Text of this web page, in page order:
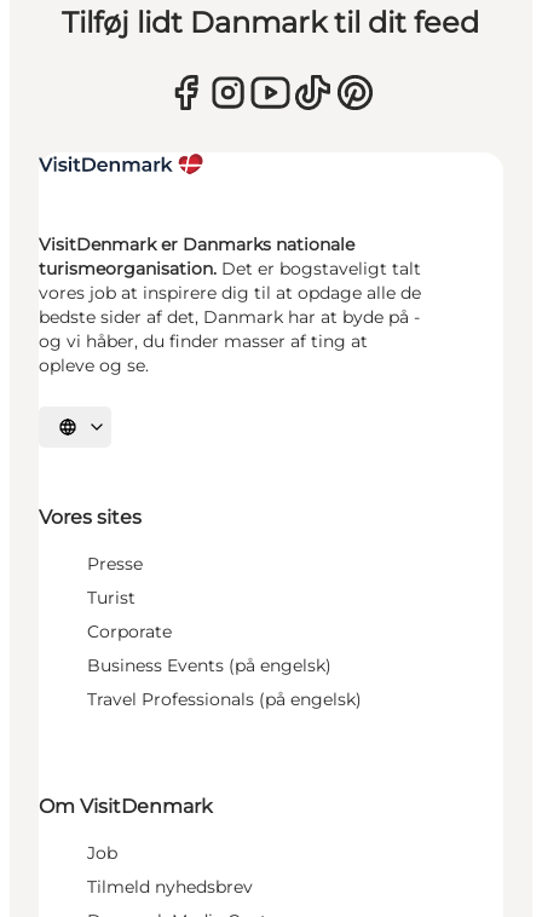
Tilføj lidt Danmark til dit feed
VisitDenmark er Danmarks nationale
turismeorganisation. Det er bogstaveligt talt
vores job at inspirere dig til at opdage alle de
bedste sider af det, Danmark har at byde på -
og vi håber, du finder masser af ting at
opleve og se.
Vælg sprog
Vores sites
Presse
Turist
Corporate
Business Events (på engelsk)
Travel Professionals (på engelsk)
Om VisitDenmark
Job
Tilmeld nyhedsbrev